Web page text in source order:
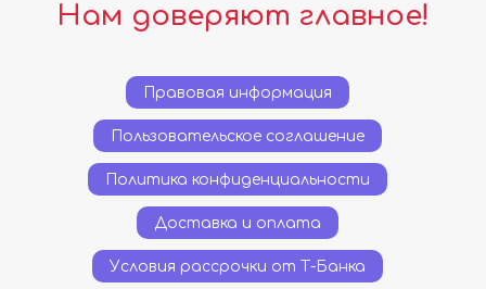
Нам доверяют главное!
Правовая информация
Пользовательское соглашение
Политика конфиденциальности
Доставка и оплата
Условия рассрочки от Т-Банка